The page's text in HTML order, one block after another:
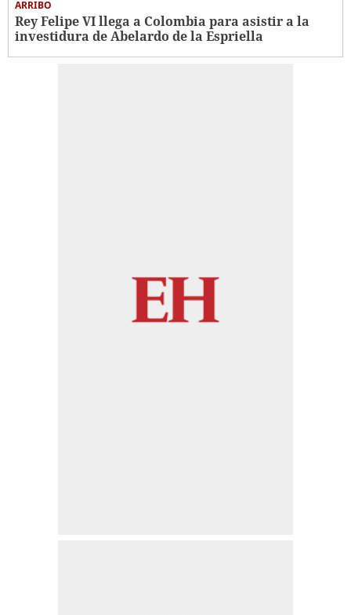
ARRIBO
Rey Felipe VI llega a Colombia para asistir a la
investidura de Abelardo de la Espriella